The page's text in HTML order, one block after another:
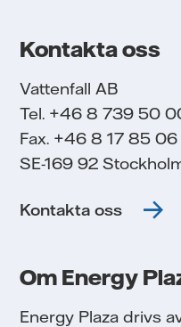
Kontakta oss
Vattenfall AB
Tel. +46 8 739 50
Fax. +46 8 17 85 06
SE-169 92
Kontakta oss
Om Energy
Energy Plaza drivs